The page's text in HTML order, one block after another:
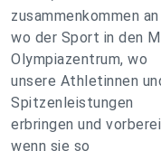
zusammenkommen
wo der Sport in den
Olympiazentrum, wo
unsere Athletinnen
Spitzenleistungen
erbringen und
wenn sie so